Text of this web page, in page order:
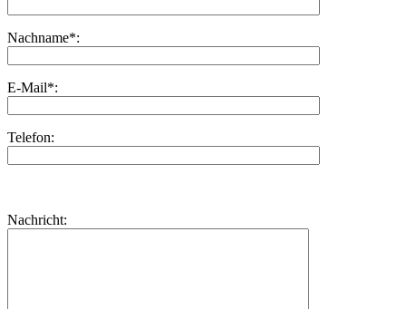
Nachname*:
E-Mail*:
Telefon:
dieses
lasse
Nachricht: